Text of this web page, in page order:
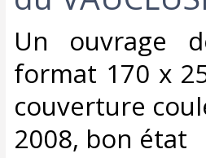
‎Un ouvrage
format 170 x
couverture
2008, bon état‎